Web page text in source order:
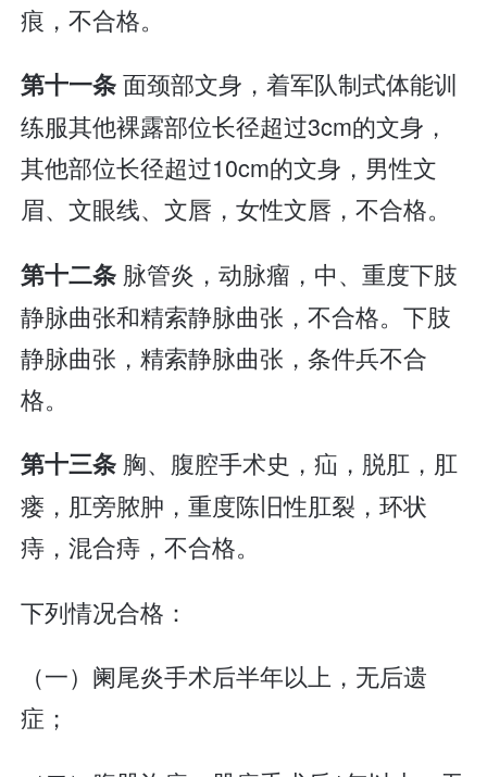
痕，不合格。
第十一条面颈部文身，着军队制式体能训
练服其他裸露部位长径超过3cm的文身，
其他部位长径超过10cm的文身，男性文
眉、文眼线、文唇，女性文唇，不合格。
第十二条 脉管炎，动脉瘤，中、重度下肢
静脉曲张和精索静脉曲张，不合格。下肢
静脉曲张，精索静脉曲张，条件兵不合
格。
第十三条 胸、腹腔手术史，疝，脱肛，肛
瘘，肛旁脓肿，重度陈旧性肛裂，环状
痔，混合痔，不合格。
下列情况合格：
（一）阑尾炎手术后半年以上，无后遗
症；